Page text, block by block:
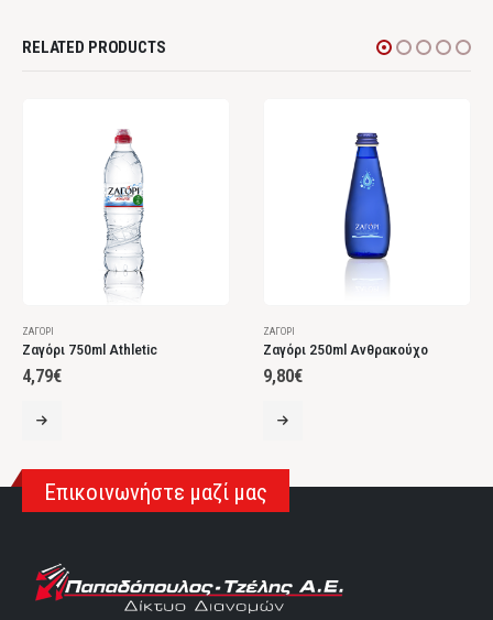
RELATED PRODUCTS
ΖΑΓΌΡΙ
Ζαγόρι 750ml Athletic
4,79€
ΖΑΓΌΡΙ
Ζαγόρι 250ml Ανθρακούχο
9,80€
Επικοινωνήστε μαζί μας